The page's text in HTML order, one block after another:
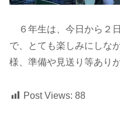
６年生は、今日から２
で、とても楽しみにしな
様、準備や見送り等あり
Post Views: 88